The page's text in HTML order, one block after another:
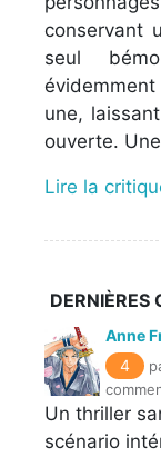
conservant
seul
une,
ouverte.
Lire la
DERNIÈRES
Anne
4
Un thriller
scénario